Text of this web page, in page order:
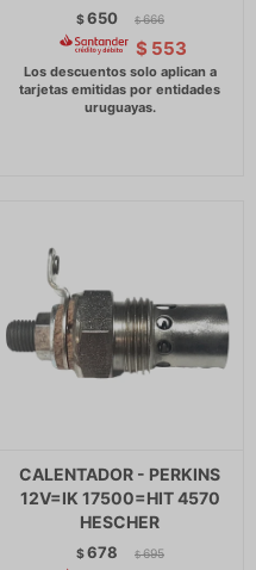
$650 $ 666
$ 553
CALENTADOR - PERKINS
12V=IK 17500=HIT 4570
HESCHER
$678 $ 695